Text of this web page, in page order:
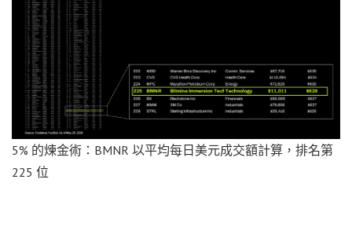
5% 的煉金術：BMNR 以平均每日美元成交額計算，排名第
225 位